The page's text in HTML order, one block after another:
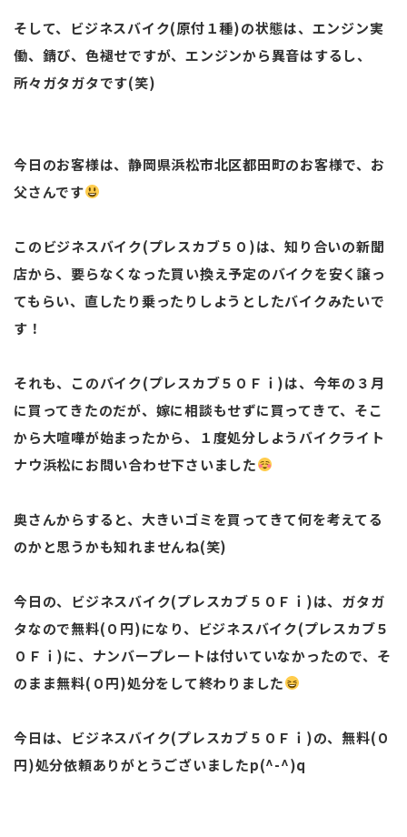
そして、ビジネスバイク(原付１種)の状態は、エンジン実
働、錆び、色褪せですが、エンジンから異音はするし、
所々ガタガタです(笑)
今日のお客様は、静岡県浜松市北区都田町のお客様で、お
父さんです
このビジネスバイク(プレスカブ５０)は、知り合いの新聞
店から、要らなくなった買い換え予定のバイクを安く譲っ
てもらい、直したり乗ったりしようとしたバイクみたいで
す！
それも、このバイク(プレスカブ５０Ｆｉ)は、今年の３月
に買ってきたのだが、嫁に相談もせずに買ってきて、そこ
から大喧嘩が始まったから、１度処分しようバイクライト
ナウ浜松にお問い合わせ下さいました
奥さんからすると、大きいゴミを買ってきて何を考えてる
のかと思うかも知れませんね(笑)
今日の、ビジネスバイク(プレスカブ５０Ｆｉ)は、ガタガ
タなので無料(０円)になり、ビジネスバイク(プレスカブ５
０Ｆｉ)に、ナンバープレートは付いていなかったので、そ
のまま無料(０円)処分をして終わりました
今日は、ビジネスバイク(プレスカブ５０Ｆｉ)の、無料(０
円)処分依頼ありがとうございましたp(^-^)q